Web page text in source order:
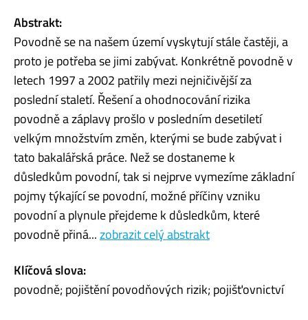
Abstrakt:
Povodně se na našem území vyskytují stále častěji, a
proto je potřeba se jimi zabývat. Konkrétně povodně v
letech 1997 a 2002 patřily mezi nejničivější za
poslední staletí. Řešení a ohodnocování rizika
povodně a záplavy prošlo v posledním desetiletí
velkým množstvím změn, kterými se bude zabývat i
tato bakalářská práce. Než se dostaneme k
důsledkům povodní, tak si nejprve vymezíme základní
pojmy týkající se povodní, možné příčiny vzniku
povodní a plynule přejdeme k důsledkům, které
povodně přiná...zobrazit celý abstrakt
Klíčová slova:
povodně; pojištění povodňových rizik; pojišťovnictví